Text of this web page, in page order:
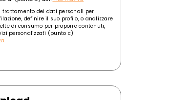
trattamento dei dati personali per
definire il suo profilo, o analizzare
di consumo per proporre contenuti,
personalizzati (punto c)